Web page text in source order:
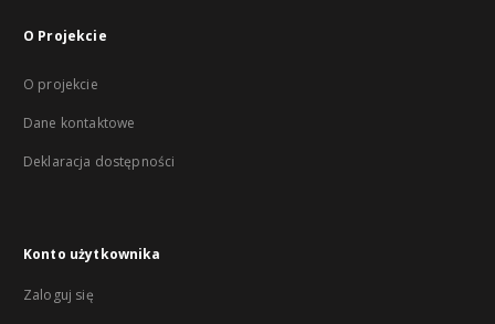
O Projekcie
O projekcie
Dane kontaktowe
Deklaracja dostępności
Konto użytkownika
Zaloguj się